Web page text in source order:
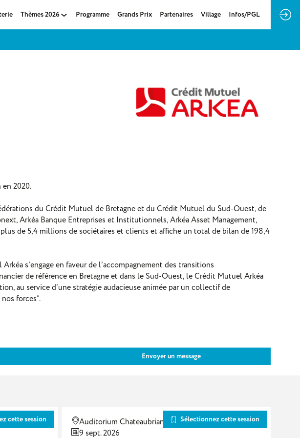
Thèmes 2026 Programme Grands Prix Partenaires Village Infos/PGL
2020.
du Crédit Mutuel de Bretagne et du Crédit Mutuel du Sud-Ouest, de
Arkéa Banque Entreprises et Institutionnels, Arkéa Asset Management,
de 5,4 millions de sociétaires et clients et affiche un total de bilan de 198,4
s’engage en faveur de l’accompagnement des transitions
de référence en Bretagne et dans le Sud-Ouest, le Crédit Mutuel Arkéa
au service d’une stratégie audacieuse animée par un collectif de
forces”.
Envoyer un message
cette session
Auditorium Chateaubriand (rdc)
9 sept. 2026
Sélectionnez cette session